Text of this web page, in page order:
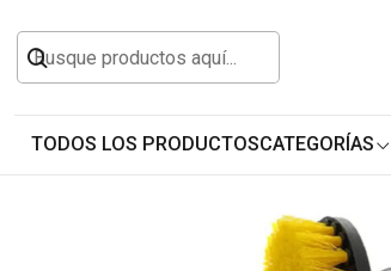
TODOS LOS PRODUCTOSCATEGORÍAS
Inicio Todos los Productos